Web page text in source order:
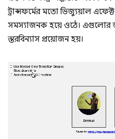
ট্রান্সফর্মের মতো ভিজ্যুয়াল
সমস্যাজনক হয়ে ওঠে। এগুলোর
স্তরবিন্যাস প্রয়োজন হয়।